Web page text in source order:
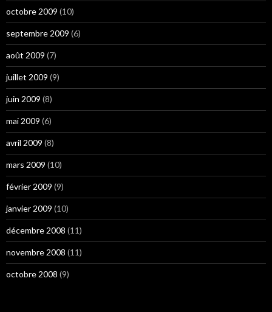
octobre 2009 (10)
septembre 2009 (6)
août 2009 (7)
juillet 2009 (9)
juin 2009 (8)
mai 2009 (6)
avril 2009 (8)
mars 2009 (10)
février 2009 (9)
janvier 2009 (10)
décembre 2008 (11)
novembre 2008 (11)
octobre 2008 (9)